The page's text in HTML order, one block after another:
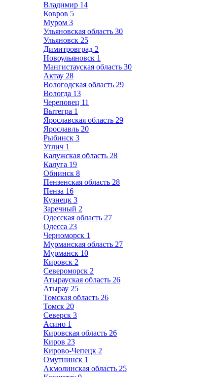
Владимир 14
Ковров 5
Муром 3
Ульяновская область 30
Ульяновск 25
Димитровград 2
Новоульяновск 1
Мангистауская область 30
Актау 28
Вологодская область 29
Вологда 13
Череповец 11
Вытегра 1
Ярославская область 29
Ярославль 20
Рыбинск 3
Углич 1
Калужская область 28
Калуга 19
Обнинск 8
Пензенская область 28
Пенза 16
Кузнецк 3
Заречный 2
Одесская область 27
Одесса 23
Черноморск 1
Мурманская область 27
Мурманск 10
Кировск 2
Североморск 2
Атырауская область 26
Атырау 25
Томская область 26
Томск 20
Северск 3
Асино 1
Кировская область 26
Киров 23
Кирово-Чепецк 2
Омутнинск 1
Акмолинская область 25